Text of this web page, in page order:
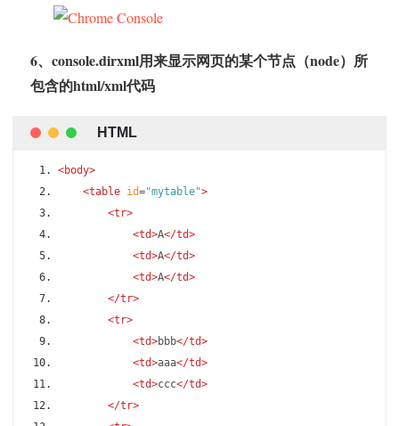
6、console.dirxml用来显示网页的某个节点（node）所
包含的html/xml代码
<body>
<table id="mytable">
<tr>
<td>A</td>
<td>A</td>
<td>A</td>
</tr>
<tr>
<td>bbb</td>
<td>aaa</td>
<td>ccc</td>
</tr>